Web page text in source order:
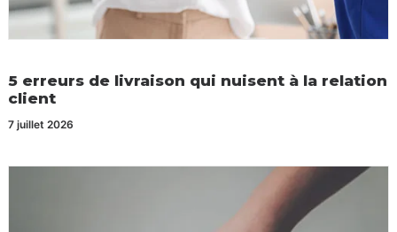
5 erreurs de livraison qui nuisent à la relation
client
7 juillet 2026